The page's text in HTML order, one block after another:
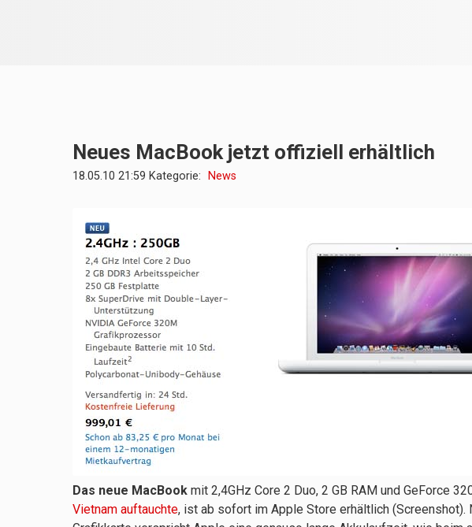
Neues MacBook jetzt offiziell erhältlich
18.05.10 21:59 Kategorie: News
Das neue MacBook mit 2,4GHz Core 2 Duo, 2 GB RAM und GeForce
Vietnam auftauchte, ist ab sofort im Apple Store erhältlich